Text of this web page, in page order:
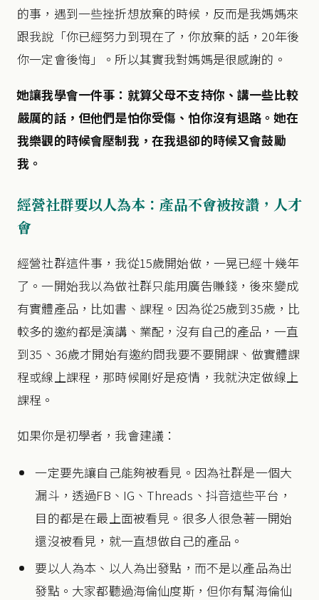
的事，遇到一些挫折想放棄的時候，反而是我媽媽來
跟我說「你已經努力到現在了，你放棄的話，20年後
你一定會後悔」。所以其實我對媽媽是很感謝的。
她讓我學會一件事：就算父母不支持你、講一些比較
嚴厲的話，但他們是怕你受傷、怕你沒有退路。她在
我樂觀的時候會壓制我，在我退卻的時候又會鼓勵
我。
經營社群要以人為本：產品不會被按讚，人才
會
經營社群這件事，我從15歲開始做，一晃已經十幾年
了。一開始我以為做社群只能用廣告賺錢，後來變成
有實體產品，比如書、課程。因為從25歲到35歲，比
較多的邀約都是演講、業配，沒有自己的產品，一直
到35、36歲才開始有邀約問我要不要開課、做實體課
程或線上課程，那時候剛好是疫情，我就決定做線上
課程。
如果你是初學者，我會建議：
一定要先讓自己能夠被看見。因為社群是一個大
漏斗，透過FB、IG、Threads、抖音這些平台，
目的都是在最上面被看見。很多人很急著一開始
還沒被看見，就一直想做自己的產品。
要以人為本、以人為出發點，而不是以產品為出
發點。大家都聽過海倫仙度斯，但你有幫海倫仙